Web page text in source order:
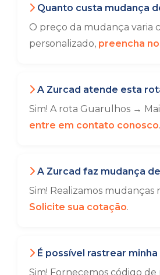
Quanto custa mudança
O preço da mudança varia
personalizado, preencha
A Zurcad atende esta
Sim! A rota Guarulhos →
entre em contato conosco.
A Zurcad faz mudança
Sim! Realizamos
Solicite sua cotação.
É possível rastrear
Sim! Fornecemos código